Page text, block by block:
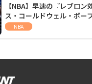
【NBA】早速の『レブロ
ス・コールドウェル・ポー
ーズに1年契約で加入
NBA